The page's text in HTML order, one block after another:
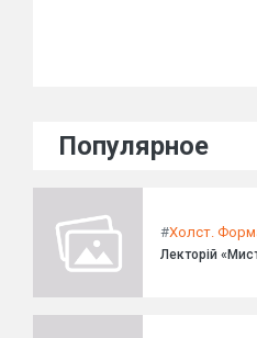
Популярное
#Холст.
Лекторій